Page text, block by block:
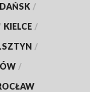
/
KIELCE /
/
/